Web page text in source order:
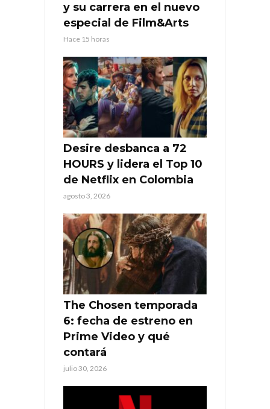
y su carrera en el nuevo
especial de Film&Arts
Hace 15 horas
Desire desbanca a 72
HOURS y lidera el Top 10
de Netflix en Colombia
agosto 3, 2026
The Chosen temporada
6: fecha de estreno en
Prime Video y qué
contará
julio 30, 2026